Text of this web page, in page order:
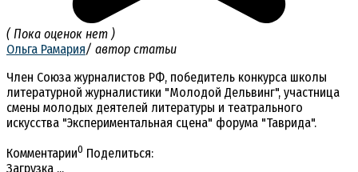
( Пока оценок нет )
Ольга Рамария/ автор статьи
Член Союза журналистов РФ, победитель конкурса школы
литературной журналистики "Молодой Дельвинг", участница
смены молодых деятелей литературы и театрального
искусства "Экспериментальная сцена" форума "Таврида".
Комментарии0 Поделиться:
Загрузка ...